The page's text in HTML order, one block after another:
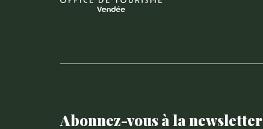
du
Achards
Abonnez-vous à la newsletter